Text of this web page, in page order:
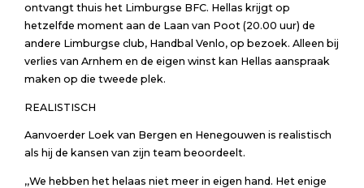
ontvangt thuis het Limburgse BFC. Hellas krijgt op
hetzelfde moment aan de Laan van Poot (20.00 uur) de
andere Limburgse club, Handbal Venlo, op bezoek. Alleen bij
verlies van Arnhem en de eigen winst kan Hellas aanspraak
maken op die tweede plek.
REALISTISCH
Aanvoerder Loek van Bergen en Henegouwen is realistisch
als hij de kansen van zijn team beoordeelt.
,,We hebben het helaas niet meer in eigen hand. Het enige